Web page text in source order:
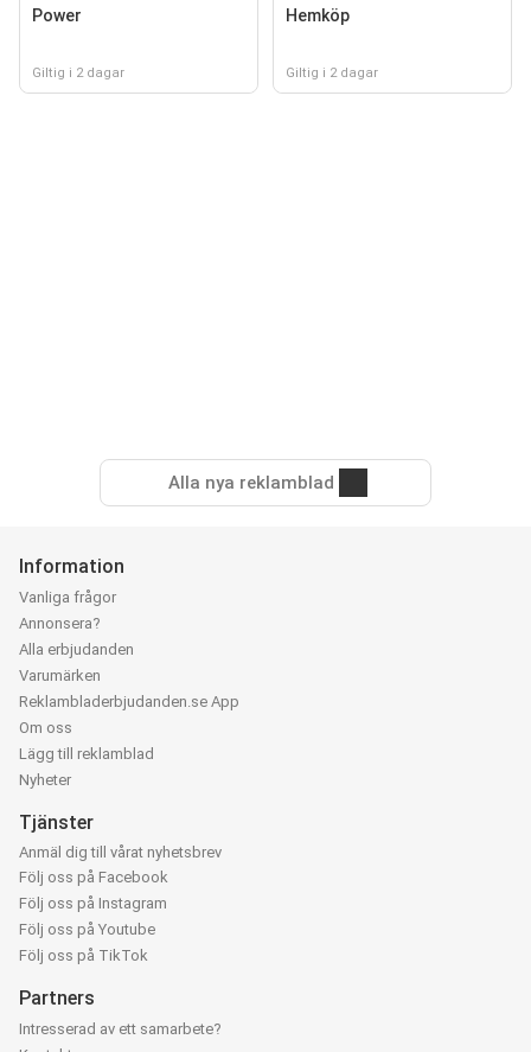
Power
Giltig i 2 dagar
Hemköp
Giltig i 2 dagar
Alla nya reklamblad
Information
Vanliga frågor
Annonsera?
Alla erbjudanden
Varumärken
Reklambladerbjudanden.se App
Om oss
Lägg till reklamblad
Nyheter
Tjänster
Anmäl dig till vårat nyhetsbrev
Följ oss på Facebook
Följ oss på Instagram
Följ oss på Youtube
Följ oss på TikTok
Partners
Intresserad av ett samarbete?